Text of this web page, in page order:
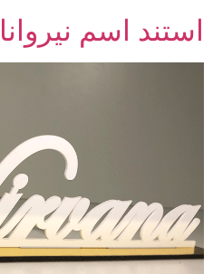
استند اسم نیروانا